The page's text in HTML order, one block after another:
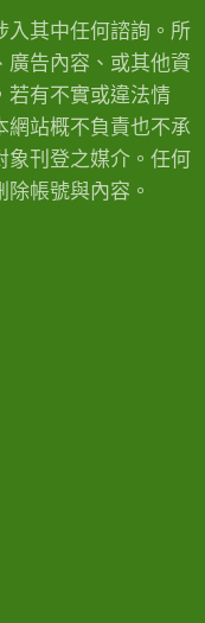
入其中任何諮詢。所
廣告內容、或其他資
若有不實或違法情
網站概不負責也不承
象刊登之媒介。任何
帳號與內容。